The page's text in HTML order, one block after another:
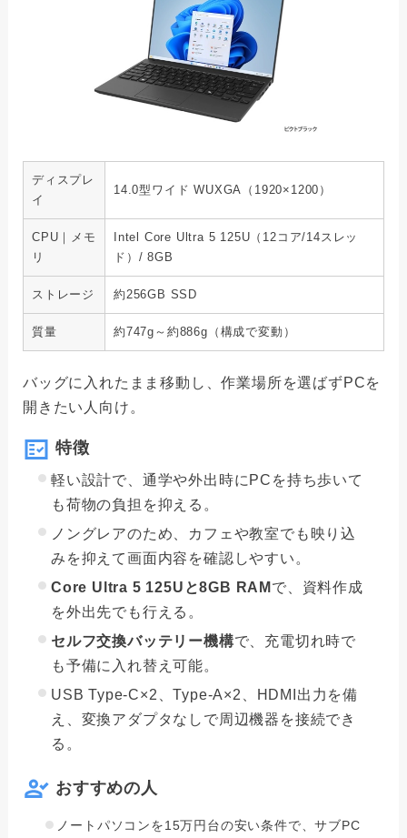
ディスプレ
イ
14.0型ワイド WUXGA（1920×1200）
CPU｜メモ
リ
Intel Core Ultra 5 125U（12コア/14スレッ
ド）/ 8GB
ストレージ 約256GB SSD
質量 約747g～約886g（構成で変動）
バッグに入れたまま移動し、作業場所を選ばずPCを
開きたい人向け。
特徴
軽い設計で、通学や外出時にPCを持ち歩いて
も荷物の負担を抑える。
ノングレアのため、カフェや教室でも映り込
みを抑えて画面内容を確認しやすい。
Core Ultra 5 125Uと8GB RAM で、資料作成
を外出先でも行える。
セルフ交換バッテリー機構で、充電切れ時で
も予備に入れ替え可能。
USB Type-C×2、Type-A×2、HDMI出力を備
え、変換アダプタなしで周辺機器を接続でき
る。
おすすめの人
ノートパソコンを15万円台の安い条件で、サブPC